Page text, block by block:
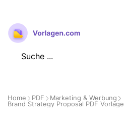
Zum
Inhalt
springen
Home PDF
Marketing & Werbung
Brand Strategy Proposal PDF Vorlage